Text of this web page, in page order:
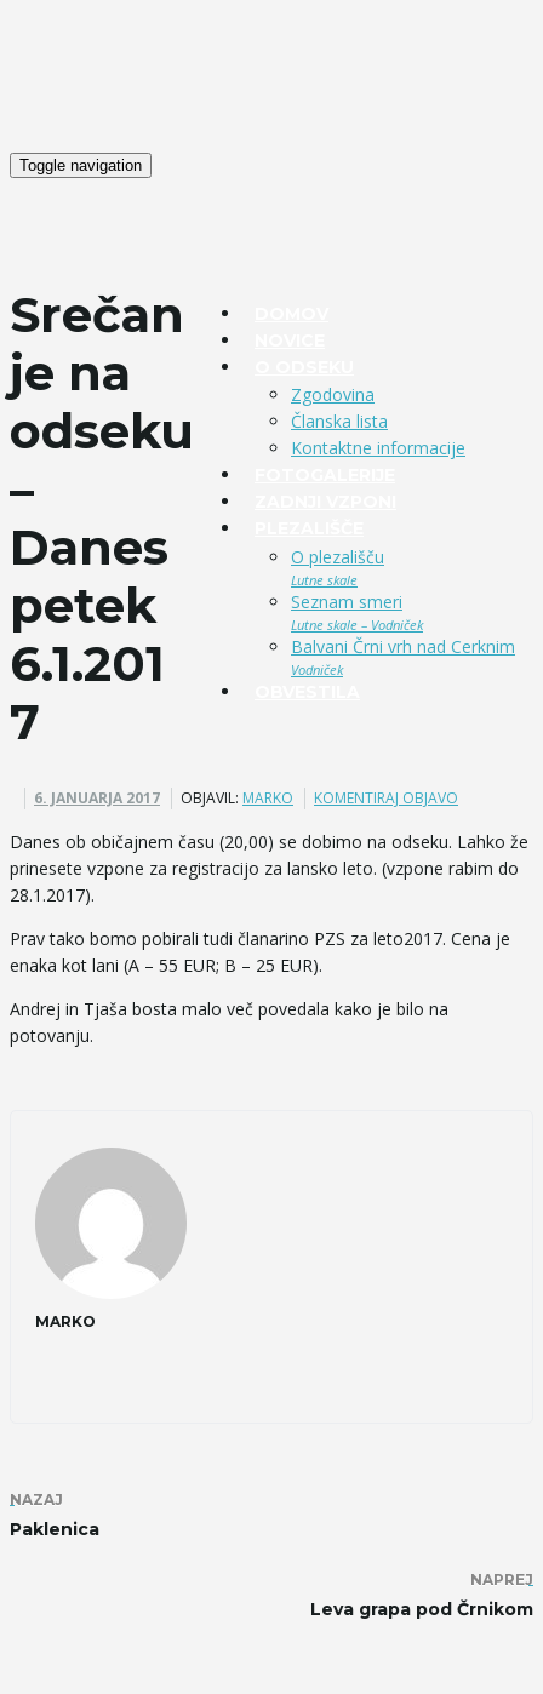
Toggle navigation
Zgodovina
Članska lista
Kontaktne informacije
O plezališču
Lutne skale
Seznam smeri
Lutne skale – Vodniček
Balvani Črni vrh nad Cerknim
Vodniček
Srečan
je na
odseku
–
Danes
petek
6.1.201
7
6. JANUARJA 2017 OBJAVIL: MARKO KOMENTIRAJ OBJAVO
Danes ob običajnem času (20,00) se dobimo na odseku. Lahko že
prinesete vzpone za registracijo za lansko leto. (vzpone rabim do
28.1.2017).
Prav tako bomo pobirali tudi članarino PZS za leto2017. Cena je
enaka kot lani (A – 55 EUR; B – 25 EUR).
Andrej in Tjaša bosta malo več povedala kako je bilo na
potovanju.
MARKO
NAZAJ
Paklenica
NAPREJ
Leva grapa pod Črnikom